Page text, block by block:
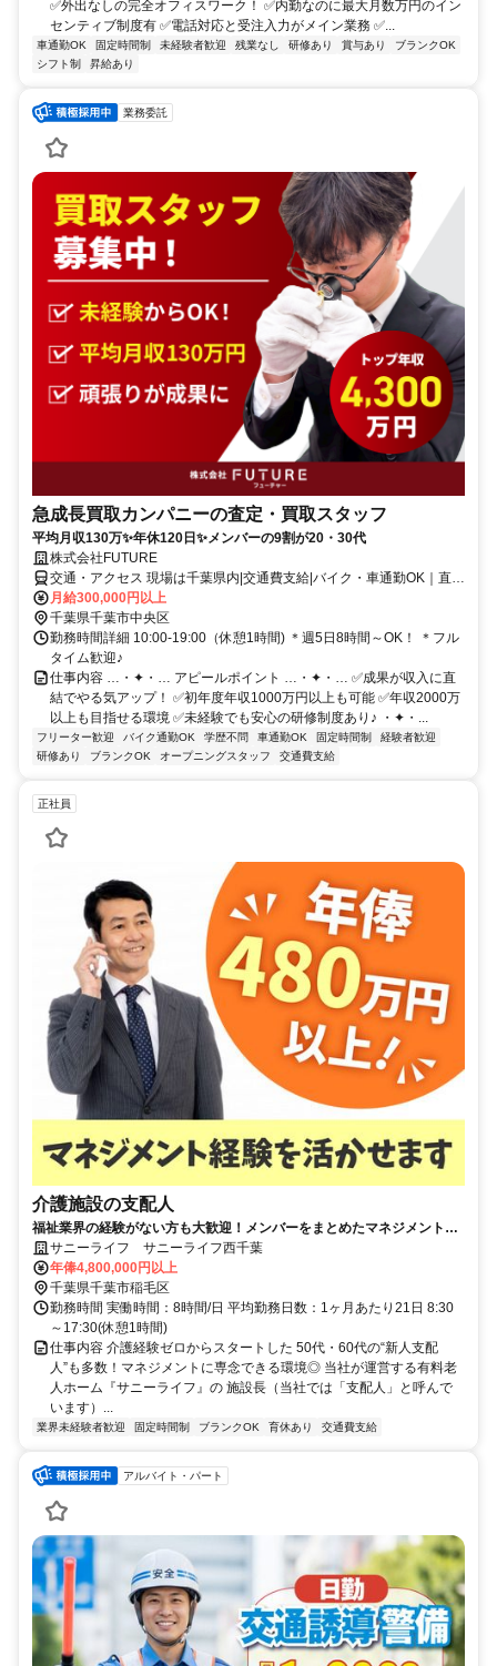
✅外出なしの完全オフィスワーク！ ✅内勤なのに最大月数万円のイン
センティブ制度有 ✅電話対応と受注入力がメイン業務 ✅...
車通勤OK 固定時間制 未経験者歓迎 残業なし 研修あり 賞与あり
ブランクOK
シフト制
昇給あり
業務委託
急成長買取カンパニーの査定・買取スタッフ
平均月収130万✨年休120日✨メンバーの9割が20・30代
株式会社FUTURE
交通・アクセス 現場は千葉県内|交通費支給|バイク・車通勤OK｜直行
直帰OK
月給300,000円以上
千葉県千葉市中央区
勤務時間詳細 10:00-19:00（休憩1時間) ＊週5日8時間～OK！ ＊フル
タイム歓迎♪
仕事内容 …・✦・… アピールポイント …・✦・… ✅成果が収入に直
結でやる気アップ！ ✅初年度年収1000万円以上も可能 ✅年収2000万
以上も目指せる環境 ✅未経験でも安心の研修制度あり♪ ・✦・...
フリーター歓迎 バイク通勤OK 学歴不問 車通勤OK 固定時間制
経験者歓迎
研修あり
ブランクOK オープニングスタッフ 交通費支給
正社員
介護施設の支配人
福祉業界の経験がない方も大歓迎！メンバーをまとめたマネジメント経
験を介護施設で活かしませんか？
サニーライフ サニーライフ西千葉
年俸4,800,000円以上
千葉県千葉市稲毛区
勤務時間 実働時間：8時間/日 平均勤務日数：1ヶ月あたり21日 8:30
～17:30(休憩1時間)
仕事内容 介護経験ゼロからスタートした 50代・60代の“新人支配
人”も多数！マネジメントに専念できる環境◎ 当社が運営する有料老
人ホーム『サニーライフ』の 施設長（当社では「支配人」と呼んで
います）...
業界未経験者歓迎 固定時間制 ブランクOK 育休あり 交通費支給
アルバイト・パート